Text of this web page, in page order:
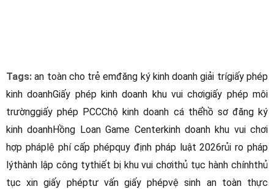
Tags:an toàn cho trẻ emđăng ký kinh doanh giải trígiấy phép
kinh doanhGiấy phép kinh doanh khu vui chơigiấy phép môi
trườnggiấy phép PCCChộ kinh doanh cá thểhồ sơ đăng ký
kinh doanhHồng Loan Game Centerkinh doanh khu vui chơi
hợp pháplệ phí cấp phépquy định pháp luật 2026rủi ro pháp
lýthành lập công tythiết bị khu vui chơithủ tục hành chínhthủ
tục xin giấy phéptư vấn giấy phépvệ sinh an toàn thực